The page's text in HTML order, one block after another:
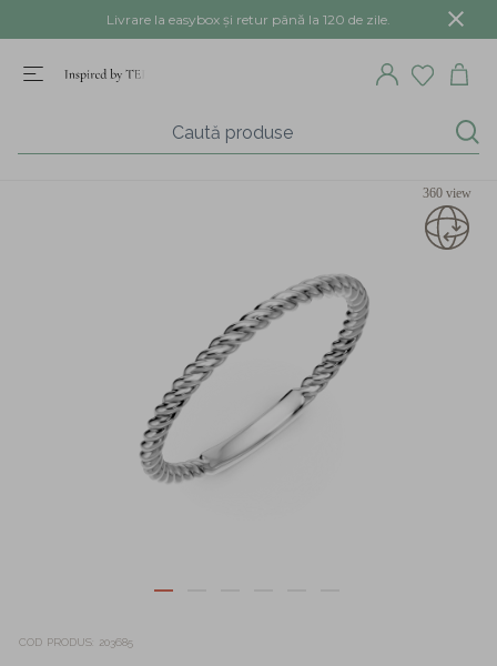
Livrare la easybox și retur până la 120 de zile.
360 view
COD PRODUS 203685